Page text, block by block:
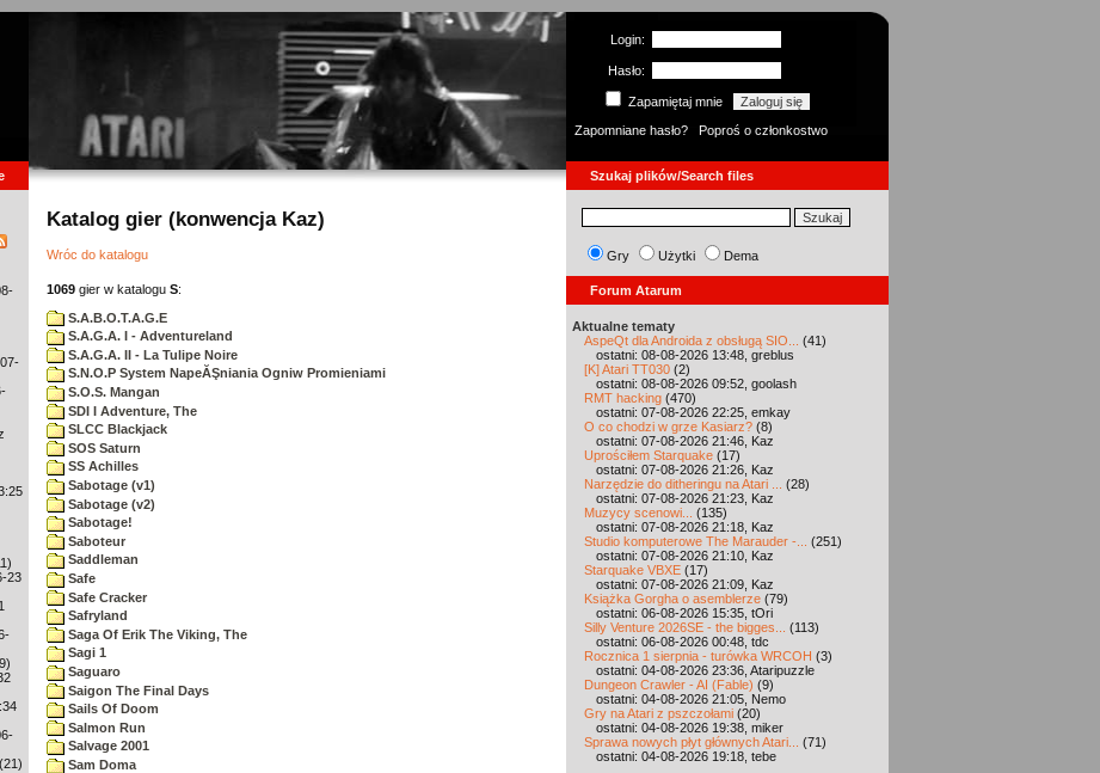
Login:
Hasło:
Zapamiętaj mnie
Zapomniane hasło?
Poproś o członkostwo
Szukaj plików/Search files
23
Katalog gier (konwencja Kaz)
Wróc do katalogu
1069 gier w katalogu S:
S.A.B.O.T.A.G.E
S.A.G.A. I - Adventureland
S.A.G.A. II - La Tulipe Noire
S.N.O.P System NapeĂŞniania Ogniw Promieniami
S.O.S. Mangan
SDI I Adventure, The
SLCC Blackjack
SOS Saturn
SS Achilles
Sabotage (v1)
Sabotage (v2)
Sabotage!
Saboteur
Saddleman
Safe
Safe Cracker
Safryland
Saga Of Erik The Viking, The
Sagi 1
Saguaro
Saigon The Final Days
Sails Of Doom
Salmon Run
Salvage 2001
Sam Doma
Gry Użytki Dema
Forum Atarum
Aktualne tematy
AspeQt dla Androida z obsługą SIO...
(41)
ostatni: 08-08-2026 13:48, greblus
[K] Atari TT030 (2)
ostatni: 08-08-2026 09:52, goolash
RMT hacking (470)
ostatni: 07-08-2026 22:25, emkay
O co chodzi w grze Kasiarz? (8)
ostatni: 07-08-2026 21:46, Kaz
Uprościłem Starquake (17)
ostatni: 07-08-2026 21:26, Kaz
Narzędzie do ditheringu na Atari ...
(28)
ostatni: 07-08-2026 21:23, Kaz
Muzycy scenowi...
(135)
ostatni: 07-08-2026 21:18, Kaz
Studio komputerowe The Marauder -...
(251)
ostatni: 07-08-2026 21:10, Kaz
Starquake VBXE (17)
ostatni: 07-08-2026 21:09, Kaz
Książka Gorgha o asemblerze (79)
ostatni: 06-08-2026 15:35, tOri
Silly Venture 2026SE - the bigges...
(113)
ostatni: 06-08-2026 00:48, tdc
Rocznica 1 sierpnia - turówka WRCOH (3)
ostatni: 04-08-2026 23:36, Ataripuzzle
Dungeon Crawler - AI (Fable) (9)
ostatni: 04-08-2026 21:05, Nemo
Gry na Atari z pszczołami (20)
ostatni: 04-08-2026 19:38, miker
Sprawa nowych płyt głównych Atari...
(71)
ostatni: 04-08-2026 19:18, tebe